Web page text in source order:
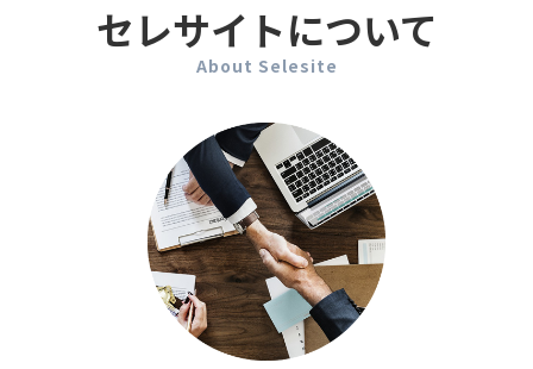
セレサイトについて
About Selesite